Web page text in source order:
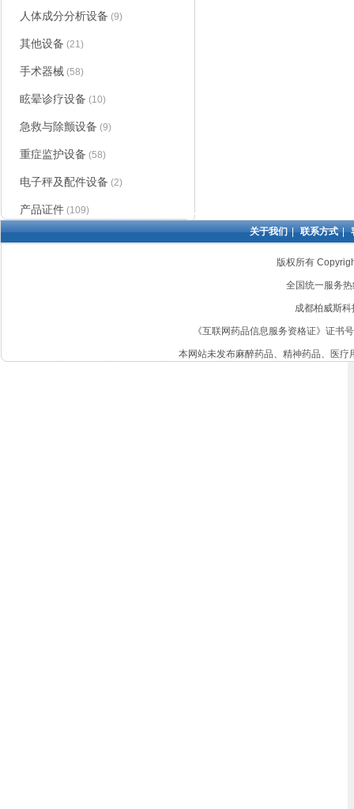
人体成分分析设备 (9)
其他设备 (21)
手术器械 (58)
眩晕诊疗设备 (10)
急救与除颤设备 (9)
重症监护设备 (58)
电子秤及配件设备 (2)
产品证件 (109)
防褥疮床垫 |
版权所有
全国统一服务
成都柏威斯
《互联网药品信息服务资格证》证书
本网站未发布麻醉药品、精神药品、医
关于我们 | 联系方式 |